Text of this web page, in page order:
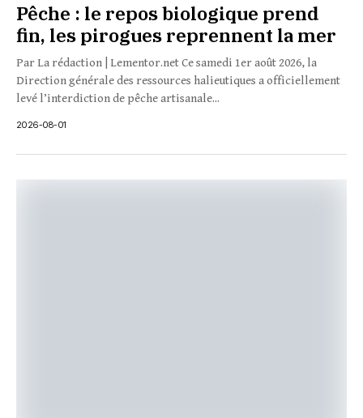
Pêche : le repos biologique prend
fin, les pirogues reprennent la mer
Par La rédaction | Lementor.net Ce samedi 1er août 2026, la
Direction générale des ressources halieutiques a officiellement
levé l’interdiction de pêche artisanale...
2026-08-01